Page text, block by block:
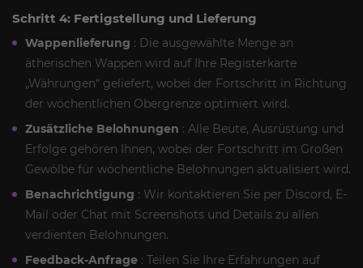
Schritt 4: Fertigstellung und Lieferung
Wappenlieferung : Die ausgewählte Menge an
ätherischen Wappen wird auf Ihre Registerkarte
„Währungen“ geliefert, wobei der Fortschritt in Richtung
der wöchentlichen Obergrenze optimiert wird.
Zusätzliche Belohnungen : Alle Beute, Ausrüstung und
Erfolge gehören Ihnen, wobei der Fortschritt im Großen
Gewölbe für wöchentliche Belohnungen aktualisiert wird.
Benachrichtigung : Wir kontaktieren Sie per Discord, E-
Mail oder Chat mit Screenshots und Details zu allen
verdienten Belohnungen.
Feedback-Anfrage : Teilen Sie Ihre Erfahrungen auf